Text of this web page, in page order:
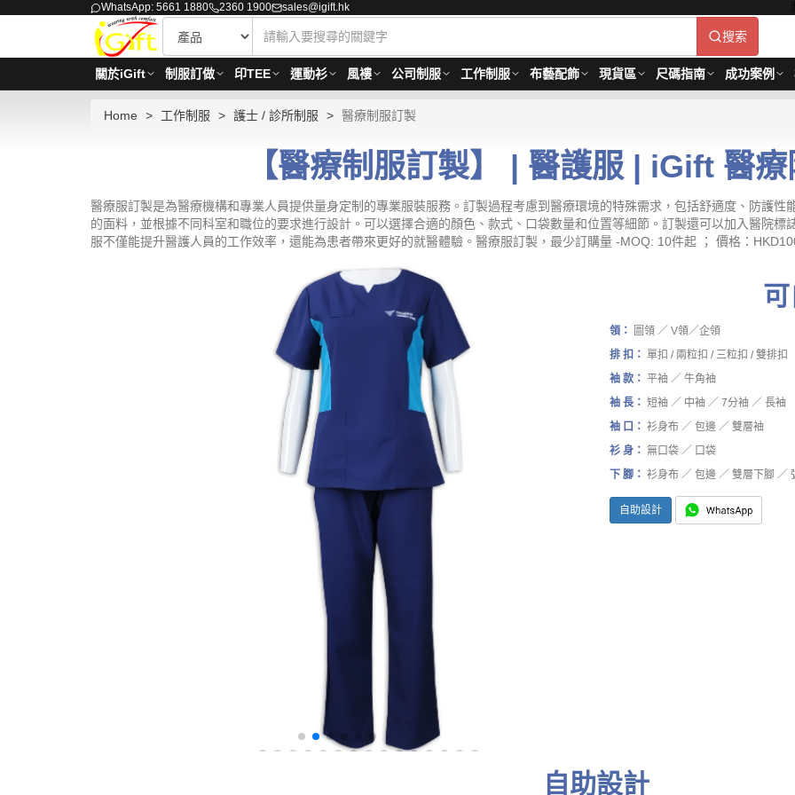
WhatsApp: 5661 1880 2360 1900 sales@igift.hk
搜索
關於iGift 制服訂做 印TEE 運動衫 風褸 公司制服 工作制服 布藝配飾 現貨區 尺碼指南 成功案例
Home 工作制服 護士 / 診所制服 醫療制服訂製
【醫療制服訂製】 | 醫護服 | iGift 醫
醫療服訂製是為醫療機構和專業人員提供量身定制的專業服裝服務。訂製過程考慮到醫療環境的特殊需求，包括舒適度、防護
的面料，並根據不同科室和職位的要求進行設計。可以選擇合適的顏色、款式、口袋數量和位置等細節。訂製還可以加入醫院
服不僅能提升醫護人員的工作效率，還能為患者帶來更好的就醫體驗。醫療服訂製，最少訂購量 -MOQ: 10件起 ； 價格：
領：
圖領 ／ V領／企領
排 扣： 單扣 / 兩粒扣 / 三粒扣 / 雙排扣
袖 款： 平袖 ／ 牛角袖
袖 長： 短袖 ／ 中袖 ／ 7分袖 ／ 長袖
袖 口： 衫身布 ／ 包邊 ／ 雙層袖
衫 身： 無口袋 ／ 口袋
下 腳： 衫身布 ／ 包邊 ／ 雙層下腳 ／
自助設計
自助設計